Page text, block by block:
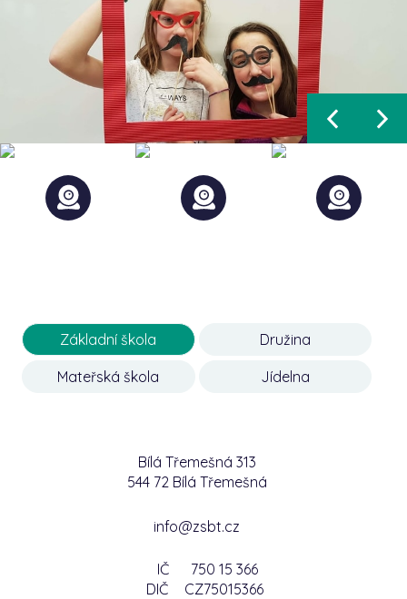
Základní škola Družina
Mateřská škola Jídelna
Bílá Třemešná 313
544 72 Bílá Třemešná
info@zsbt.cz
IČ
750 15 366
DIČ
CZ75015366